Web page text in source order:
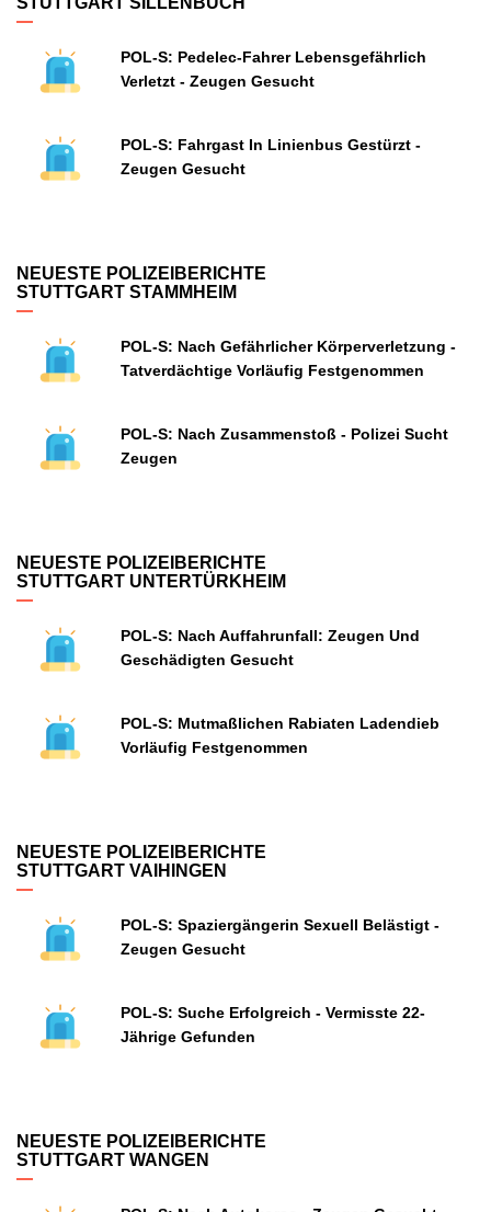
POL-S: Pedelec-Fahrer Lebensgefährlich
Verletzt - Zeugen Gesucht
POL-S: Fahrgast In Linienbus Gestürzt -
Zeugen Gesucht
NEUESTE POLIZEIBERICHTE
STUTTGART STAMMHEIM
POL-S: Nach Gefährlicher Körperverletzung -
Tatverdächtige Vorläufig Festgenommen
POL-S: Nach Zusammenstoß - Polizei Sucht
Zeugen
NEUESTE POLIZEIBERICHTE
STUTTGART UNTERTÜRKHEIM
POL-S: Nach Auffahrunfall: Zeugen Und
Geschädigten Gesucht
POL-S: Mutmaßlichen Rabiaten Ladendieb
Vorläufig Festgenommen
NEUESTE POLIZEIBERICHTE
STUTTGART VAIHINGEN
POL-S: Spaziergängerin Sexuell Belästigt -
Zeugen Gesucht
POL-S: Suche Erfolgreich - Vermisste 22-
Jährige Gefunden
NEUESTE POLIZEIBERICHTE
STUTTGART WANGEN